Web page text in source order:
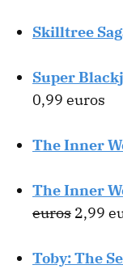
Skilltree
Super
0,99 euros
The Inner
The Inner
euros 2,99
Toby: The